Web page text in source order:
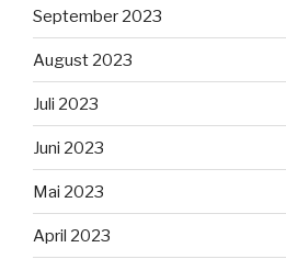
September 2023
August 2023
Juli 2023
Juni 2023
Mai 2023
April 2023